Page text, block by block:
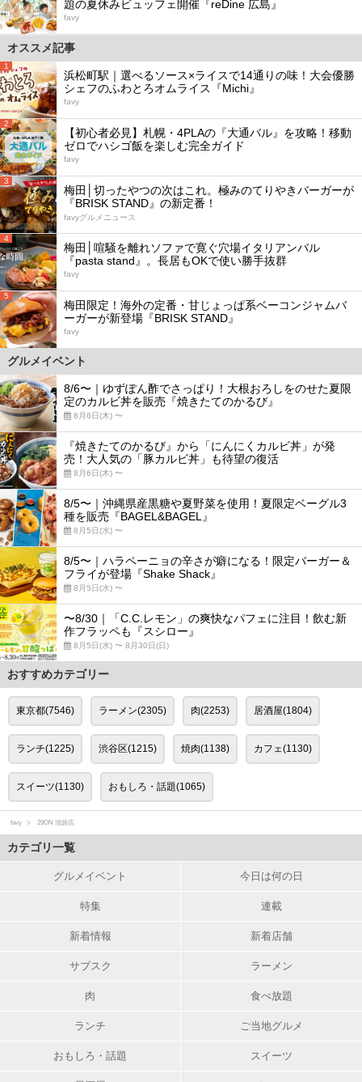
題の夏休みビュッフェ開催『reDine 広島』
favy
オススメ記事
1
浜松町駅｜選べるソース×ライスで14通りの味！大会優勝
シェフのふわとろオムライス『Michi』
favy
2
【初心者必見】札幌・4PLAの『大通バル』を攻略！移動
ゼロでハシゴ飯を楽しむ完全ガイド
favy
3
梅田│切ったやつの次はこれ。極みのてりやきバーガーが
『BRISK STAND』の新定番！
favyグルメニュース
4
梅田│喧騒を離れソファで寛ぐ穴場イタリアンバル
『pasta stand』。長居もOKで使い勝手抜群
favy
5
梅田限定！海外の定番・甘じょっぱ系ベーコンジャムバ
ーガーが新登場『BRISK STAND』
favy
グルメイベント
8/6〜｜ゆずぽん酢でさっぱり！大根おろしをのせた夏限
定のカルビ丼を販売『焼きたてのかるび』
8月6日(木) 〜
『焼きたてのかるび』から「にんにくカルビ丼」が発
売！大人気の「豚カルビ丼」も待望の復活
8月6日(木) 〜
8/5〜｜沖縄県産黒糖や夏野菜を使用！夏限定ベーグル3
種を販売『BAGEL&BAGEL』
8月5日(水) 〜
8/5〜｜ハラペーニョの辛さが癖になる！限定バーガー＆
フライが登場『Shake Shack』
8月5日(水) 〜
〜8/30｜「C.C.レモン」の爽快なパフェに注目！飲む新
作フラッペも『スシロー』
8月5日(水) 〜 8月30日(日)
おすすめカテゴリー
東京都(7546) ラーメン(2305) 肉(2253) 居酒屋(1804)
ランチ(1225) 渋谷区(1215) 焼肉(1138) カフェ(1130)
スイーツ(1130) おもしろ・話題(1065)
favy 29ON 池袋店
カテゴリ一覧
グルメイベント 今日は何の日
特集 連載
新着情報 新着店舗
サブスク ラーメン
肉 食べ放題
ランチ ご当地グルメ
おもしろ・話題 スイーツ